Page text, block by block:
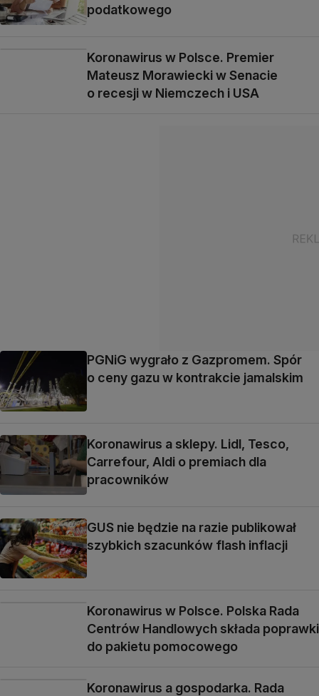
podatkowego
Koronawirus w Polsce. Premier
Mateusz Morawiecki w Senacie
o recesji w Niemczech i USA
PGNiG wygrało z Gazpromem. Spór
o ceny gazu w kontrakcie jamalskim
Koronawirus a sklepy. Lidl, Tesco,
Carrefour, Aldi o premiach dla
pracowników
GUS nie będzie na razie publikował
szybkich szacunków flash inflacji
Koronawirus w Polsce. Polska Rada
Centrów Handlowych składa poprawki
do pakietu pomocowego
Koronawirus a gospodarka. Rada